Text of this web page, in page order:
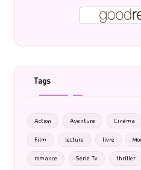
Tags
Action Aventure Cinéma
Film lecture livre
romance Serie Tv thriller